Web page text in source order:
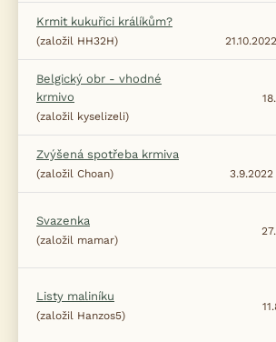
Krmit kukuřici králíkům?
(založil HH32H)
Belgický obr - vhodné
krmivo
(založil kyselizeli)
Zvýšená spotřeba krmiva
(založil Choan) 3.9.2022
Svazenka
(založil mamar)
Listy maliníku
(založil Hanzos5)